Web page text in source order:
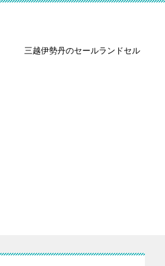
三越伊勢丹のセールランドセル